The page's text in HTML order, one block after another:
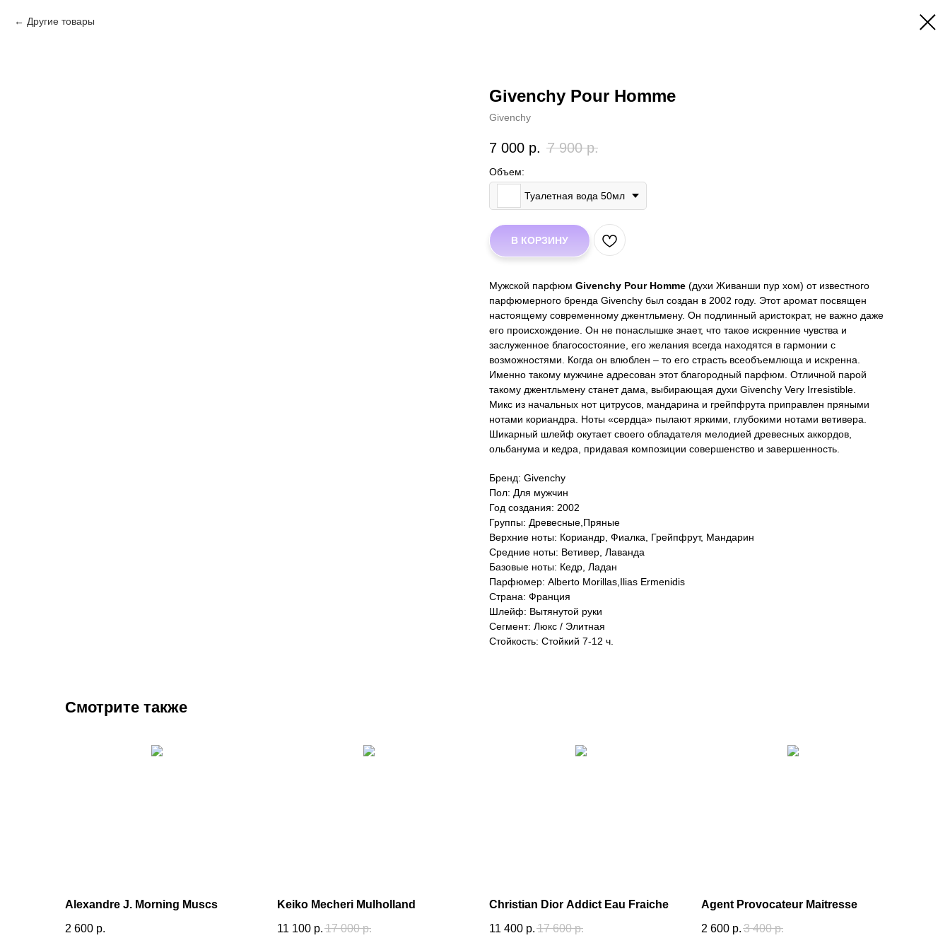
Другие товары
Givenchy Pour Homme
Givenchy
7 000 р. 7 900 р.
Объем:
Туалетная вода 50мл
В КОРЗИНУ
Мужской парфюм Givenchy Pour Homme (духи Живанши пур хом) от известного
парфюмерного бренда Givenchy был создан в 2002 году. Этот аромат посвящен
настоящему современному джентльмену. Он подлинный аристократ, не важно даже
его происхождение. Он не понаслышке знает, что такое искренние чувства и
заслуженное благосостояние, его желания всегда находятся в гармонии с
возможностями. Когда он влюблен – то его страсть всеобъемлюща и искренна.
Именно такому мужчине адресован этот благородный парфюм. Отличной парой
такому джентльмену станет дама, выбирающая духи Givenchy Very Irresistible.
Микс из начальных нот цитрусов, мандарина и грейпфрута приправлен пряными
нотами кориандра. Ноты «сердца» пылают яркими, глубокими нотами ветивера.
Шикарный шлейф окутает своего обладателя мелодией древесных аккордов,
ольбанума и кедра, придавая композиции совершенство и завершенность.
Бренд: Givenchy
Пол: Для мужчин
Год создания: 2002
Группы: Древесные,Пряные
Верхние ноты: Кориандр, Фиалка, Грейпфрут, Мандарин
Средние ноты: Ветивер, Лаванда
Базовые ноты: Кедр, Ладан
Парфюмер: Alberto Morillas,Ilias Ermenidis
Страна: Франция
Шлейф: Вытянутой руки
Сегмент: Люкс / Элитная
Стойкость: Стойкий 7-12 ч.
Смотрите также
Alexandre J. Morning Muscs
2 600 р.
Keiko Mecheri Mulholland
11 100 р. 17 000 р.
Christian Dior Addict Eau Fraiche
11 400 р. 17 600 р.
Agent Provocateur Maitresse
2 600 р. 3 400 р.